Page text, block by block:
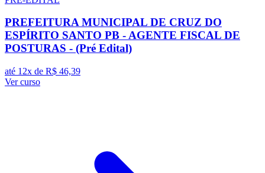
PREFEITURA MUNICIPAL DE CRUZ DO
ESPÍRITO SANTO PB - AGENTE FISCAL DE
POSTURAS - (Pré Edital)
até 12x de R$ 46,39
Ver curso